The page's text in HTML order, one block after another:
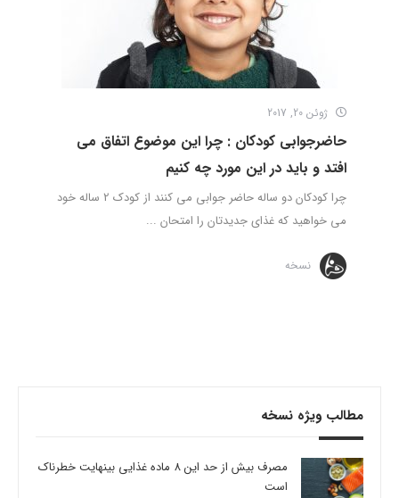
ژوئن 20, 2017
حاضرجوابی کودکان : چرا این موضوع اتفاق می
افتد و باید در این مورد چه کنیم
چرا کودکان دو ساله حاضر جوابی می کنند از کودک 2 ساله خود
می خواهید که غذای جدیدتان را امتحان ...
نسخه
مطالب ویژه نسخه
مصرف بیش از حد این 8 ماده غذایی بینهایت خطرناک
است